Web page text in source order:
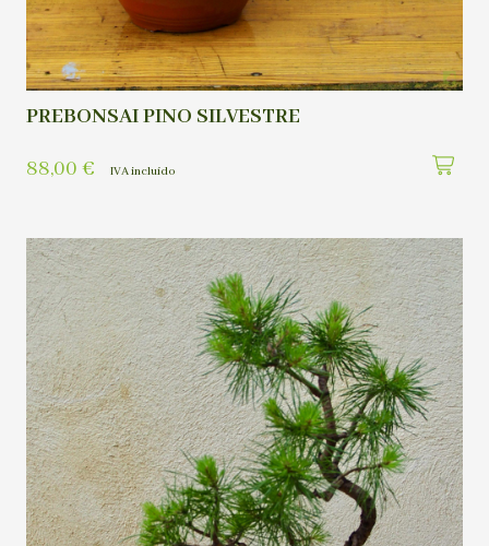
PREBONSAI PINO SILVESTRE
88,00 € IVA incluído